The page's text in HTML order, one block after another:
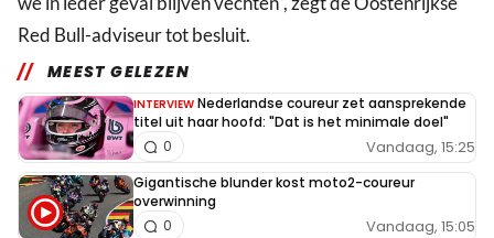
Red Bull-adviseur tot besluit.
MEEST GELEZEN
INTERVIEW Nederlandse coureur zet aansprekende
titel uit haar hoofd: "Dat is het minimale doel"
Vandaag, 15:25
0
Gigantische blunder kost moto2-coureur
overwinning
Vandaag, 15:05
0